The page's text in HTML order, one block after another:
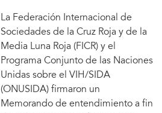
La Federación Internacional de
Sociedades de la Cruz Roja y de la
Media Luna Roja (FICR) y el
Programa Conjunto de las Naciones
Unidas sobre el VIH/SIDA
(ONUSIDA) firmaron un
Memorando de entendimiento a fin